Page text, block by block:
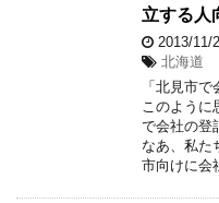
立する人
2013/11/
北海道
「北見市
このように
で会社の登
なあ、私た
市向けに会